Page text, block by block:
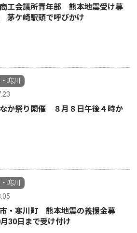
工会議所青年部 熊本地震受け募
茅ケ崎駅頭で呼びかけ
寒川
か祭り開催 ８月８日午後４時か
寒川
・寒川町 熊本地震の義援金募
30日まで受け付け